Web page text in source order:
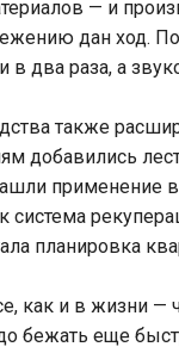
— и
дан ход.
два раза, а
также
добавились
применение
планировка
как и в жизни —
бежать еще